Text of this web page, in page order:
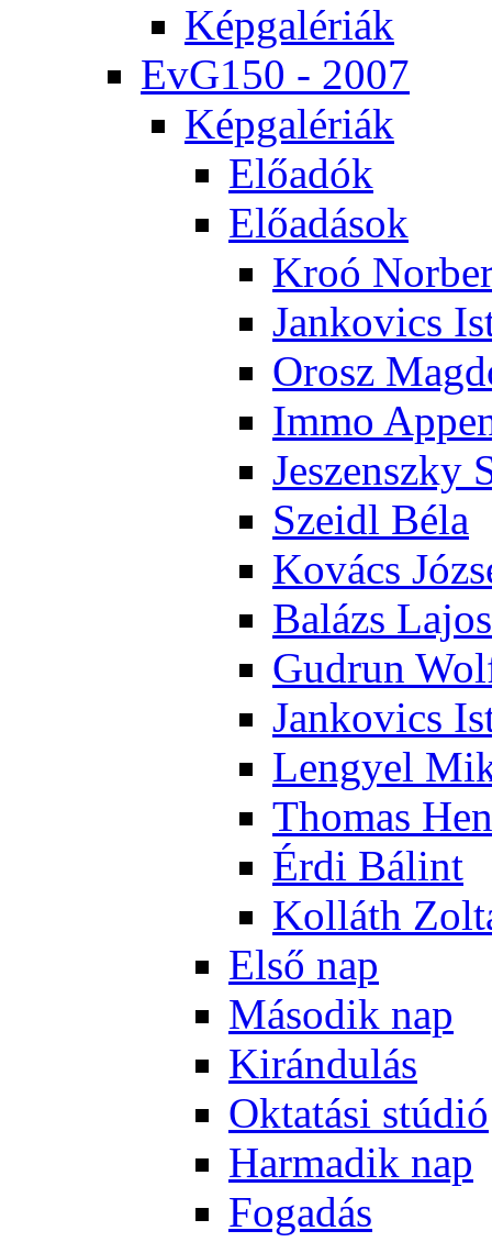
Kép­ga­lé­ri­ák
EvG150 - 2007
Kép­ga­lé­ri­ák
Elő­adók
Elő­adá­sok
Kroó
Jan­ko­vics
Orosz
Im­mo
Je­szensz­ky
Szeidl Bé­la
Ko­vács
Ba­lázs La­jos
Gud­run
Jan­ko­vics
Len­gyel
Tho­mas
Ér­di Bá­lint
Kol­láth
El­ső nap
Má­so­dik nap
Ki­rán­du­lás
Ok­ta­tá­si stú­dió
Har­ma­dik nap
Fo­ga­dás